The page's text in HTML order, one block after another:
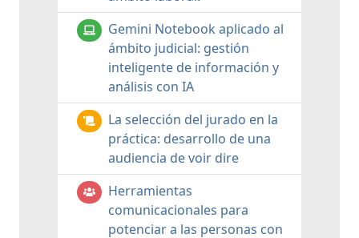
Gemini Notebook aplicado al
ámbito judicial: gestión
inteligente de información y
análisis con IA
La selección del jurado en la
práctica: desarrollo de una
audiencia de voir dire
Herramientas
comunicacionales para
potenciar a las personas con